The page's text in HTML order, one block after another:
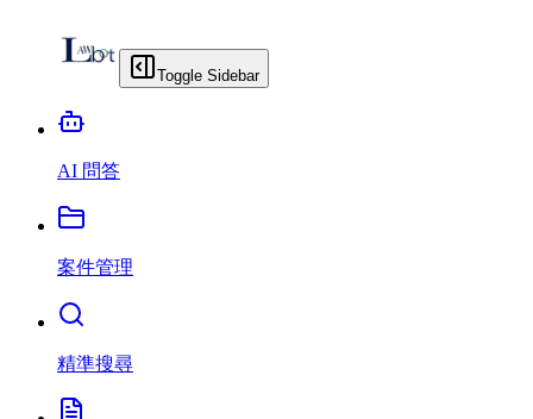
Toggle Sidebar
AI 問答
案件管理
精準搜尋